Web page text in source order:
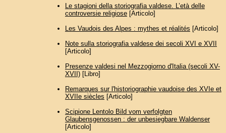
Le stagioni della storiografia valdese. L’età delle
controversie religiose[Articolo]
Les Vaudois des Alpes : mythes et réalités [Articolo]
Note sulla storiografia valdese dei secoli XVI e XVII
[Articolo]
Presenze valdesi nel Mezzogiorno d'Italia (secoli XV-
XVII)[Libro]
Remarques sur l'historiographie vaudoise des XVIe et
XVIIe siècles [Articolo]
Scipione Lentolo Bild vom verfolgten
Glaubensgenossen : der unbesiegbare Waldenser
[Articolo]